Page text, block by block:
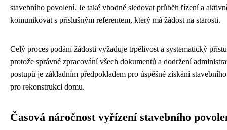
stavebního povolení. Je také vhodné sledovat průběh řízení a
komunikovat s příslušným referentem, který má žádost na starosti.
Celý proces podání žádosti vyžaduje trpělivost a systematický
protože správné zpracování všech dokumentů a dodržení
postupů je základním předpokladem pro úspěšné získání
pro rekonstrukci domu.
Časová náročnost vyřízení stavebního